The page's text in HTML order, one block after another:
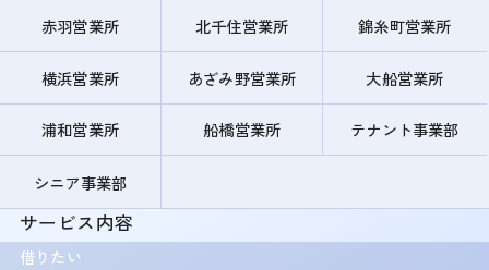
赤羽営業所 北千住営業所 錦糸町営業所
横浜営業所 あざみ野営業所 大船営業所
浦和営業所 船橋営業所 テナント事業部
シニア事業部
サービス内容
借りたい